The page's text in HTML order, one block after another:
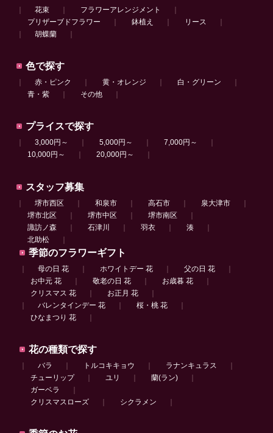
花束 フラワーアレンジメント
プリザーブドフラワー
鉢植え リース
胡蝶蘭
色で探す
赤・ピンク 黄・オレンジ 白・グリーン
青・紫
その他
プライスで探す
3,000円～ 5,000円～ 7,000円～
10,000円～
20,000円～
スタッフ募集
｜ 堺市西区 ｜ 和泉市 ｜ 高石市 ｜ 泉大津市
｜
堺市北区
｜ 堺市中区 ｜ 堺市南区
｜
諏訪ノ森
｜ 石津川 ｜ 羽衣 ｜ 湊
｜
北助松
｜
季節のフラワーギフト
｜ 母の日 花 ｜ ホワイトデー 花 ｜ 父の日 花
｜
お中元 花
｜ 敬老の日 花 ｜ お歳暮 花
｜
クリスマス 花
｜ お正月 花
｜
｜
バレンタインデー 花 ｜ 桜・桃 花
｜
ひなまつり 花
｜
花の種類で探す
｜ バラ ｜ トルコキキョウ ｜ ラナンキュラス
｜
チューリップ
｜ ユリ ｜ 蘭(ラン)
｜
ガーベラ
｜
クリスマスローズ
｜ シクラメン ｜